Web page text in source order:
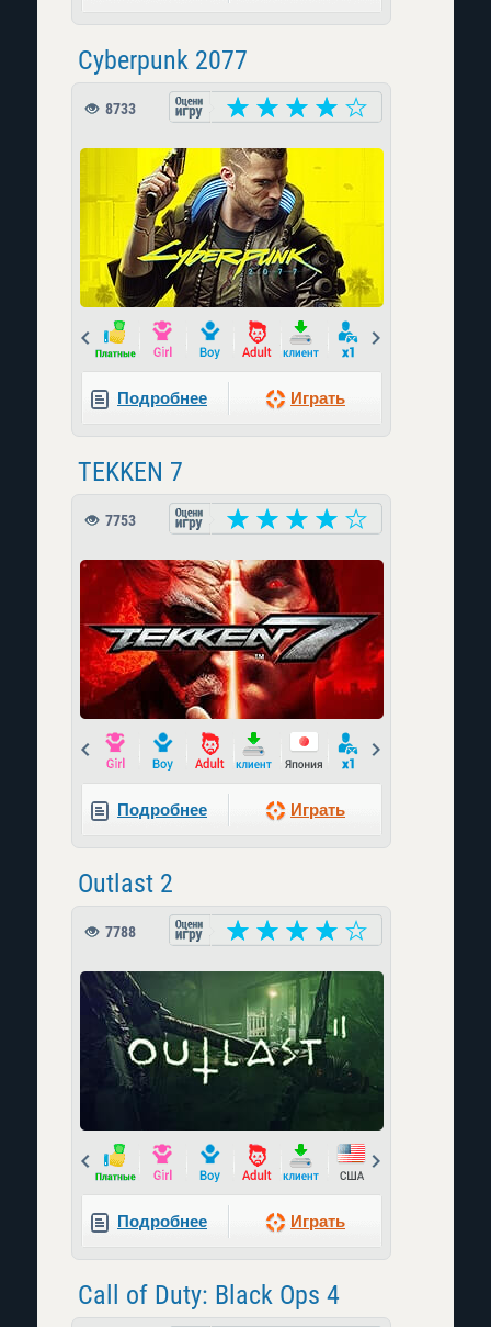
Cyberpunk 2077
8733
Prev
Подробнее Играть
TEKKEN 7
7753
Prev
Подробнее Играть
Outlast 2
7788
Prev
Подробнее Играть
Call of Duty: Black Ops 4